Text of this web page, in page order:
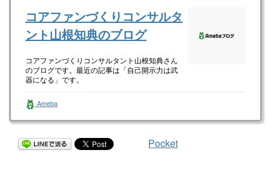
コアファンづくりコンサルタ
ント山根知典のブログ
コアファンづくりコンサルタント山根知典さん
のブログです。最近の記事は「自己開示力は武
器になる」です。
Ameba
Pocket